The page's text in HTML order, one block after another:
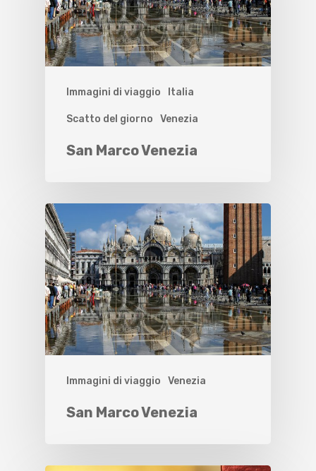
Immagini di viaggio Italia
Scatto del giorno Venezia
San Marco Venezia
Immagini di viaggio Venezia
San Marco Venezia